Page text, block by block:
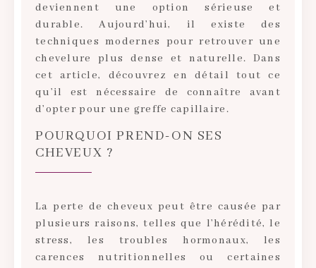
deviennent une option sérieuse et
durable. Aujourd’hui, il existe des
techniques modernes pour retrouver une
chevelure plus dense et naturelle. Dans
cet article, découvrez en détail tout ce
qu’il est nécessaire de connaître avant
d’opter pour une greffe capillaire.
POURQUOI PREND-ON SES
CHEVEUX ?
La perte de cheveux peut être causée par
plusieurs raisons, telles que l’hérédité, le
stress, les troubles hormonaux, les
carences nutritionnelles ou certaines